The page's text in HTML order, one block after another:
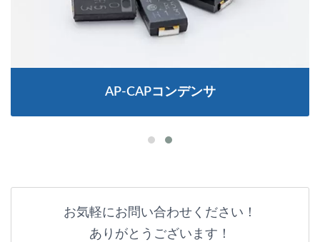
AP-CAPコンデンサ
お気軽にお問い合わせください！
ありがとうございます！